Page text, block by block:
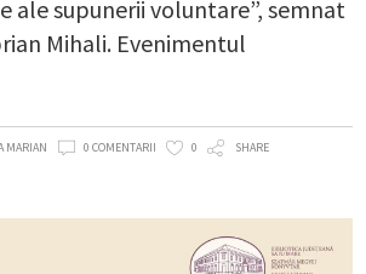
ale supunerii voluntare”, semnat
Mihali. Evenimentul
MARIAN 0 COMENTARII 0 SHARE